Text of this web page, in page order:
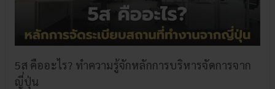
5ส คืออะไร? ทำความรู้จักหลักการบริหารจัดการจาก
ญี่ปุ่น